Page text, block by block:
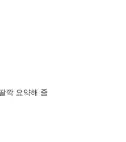
깍 요약해 줌